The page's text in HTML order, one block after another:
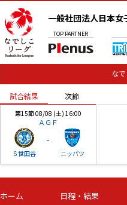
一般社団法人日本
TOP PARTNER
な
試合結果 次節
第15節 08/08 (土) 16:00
ＡＧＦ
Ｓ世田谷
-
ニッパツ
第16節 09/05 (土) 15:00
ニッパツ
第
試合結果 次節
ホーム 日程・結果